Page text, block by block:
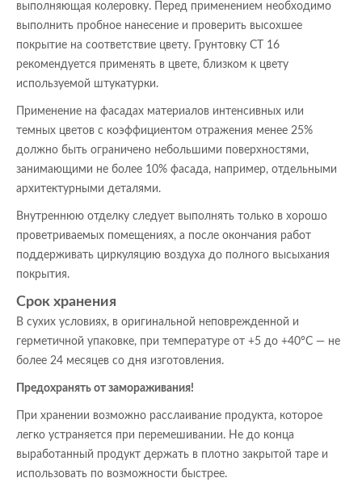
выполняющая колеровку. Перед применением необходимо
выполнить пробное нанесение и проверить высохшее
покрытие на соответствие цвету. Грунтовку CT 16
рекомендуется применять в цвете, близком к цвету
используемой штукатурки.
Применение на фасадах материалов интенсивных или
темных цветов с коэффициентом отражения менее 25%
должно быть ограничено небольшими поверхностями,
занимающими не более 10% фасада, например, отдельными
архитектурными деталями.
Внутреннюю отделку следует выполнять только в хорошо
проветриваемых помещениях, а после окончания работ
поддерживать циркуляцию воздуха до полного высыхания
покрытия.
Срок хранения
В сухих условиях, в оригинальной неповрежденной и
герметичной упаковке, при температуре от +5 до +40°С — не
более 24 месяцев со дня изготовления.
Предохранять от замораживания!
При хранении возможно расслаивание продукта, которое
легко устраняется при перемешивании. Не до конца
выработанный продукт держать в плотно закрытой таре и
использовать по возможности быстрее.